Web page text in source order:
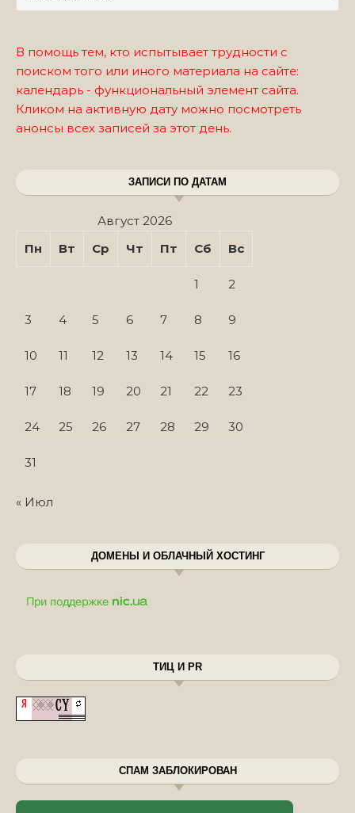
В помощь тем, кто испытывает трудности с
поиском того или иного материала на сайте:
календарь - функциональный элемент сайта.
Кликом на активную дату можно посмотреть
анонсы всех записей за этот день.
ЗАПИСИ ПО ДАТАМ
Август 2026
Пн
Вт Ср Чт Пт Сб Вс
1 2
3 4 5 6 7 8 9
10 11 12 13 14 15 16
17 18 19 20 21 22 23
24 25 26 27 28 29 30
31
« Июл
ДОМЕНЫ И ОБЛАЧНЫЙ ХОСТИНГ
ТИЦ И PR
СПАМ ЗАБЛОКИРОВАН